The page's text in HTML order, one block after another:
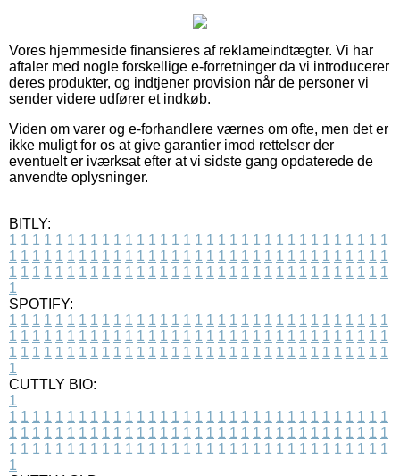
Vores hjemmeside finansieres af reklameindtægter. Vi har
aftaler med nogle forskellige e-forretninger da vi introducerer
deres produkter, og indtjener provision når de personer vi
sender videre udfører et indkøb.
Viden om varer og e-forhandlere værnes om ofte, men det er
ikke muligt for os at give garantier imod rettelser der
eventuelt er iværksat efter at vi sidste gang opdaterede de
anvendte oplysninger.
BITLY:
1 1 1 1 1 1 1 1 1 1 1 1 1 1 1 1 1 1 1 1 1 1 1 1 1 1 1 1 1 1 1 1 1
1 1 1 1 1 1 1 1 1 1 1 1 1 1 1 1 1 1 1 1 1 1 1 1 1 1 1 1 1 1 1 1 1
1 1 1 1 1 1 1 1 1 1 1 1 1 1 1 1 1 1 1 1 1 1 1 1 1 1 1 1 1 1 1 1 1
1
SPOTIFY:
1 1 1 1 1 1 1 1 1 1 1 1 1 1 1 1 1 1 1 1 1 1 1 1 1 1 1 1 1 1 1 1 1
1 1 1 1 1 1 1 1 1 1 1 1 1 1 1 1 1 1 1 1 1 1 1 1 1 1 1 1 1 1 1 1 1
1 1 1 1 1 1 1 1 1 1 1 1 1 1 1 1 1 1 1 1 1 1 1 1 1 1 1 1 1 1 1 1 1
1
CUTTLY BIO:
1
1 1 1 1 1 1 1 1 1 1 1 1 1 1 1 1 1 1 1 1 1 1 1 1 1 1 1 1 1 1 1 1 1
1 1 1 1 1 1 1 1 1 1 1 1 1 1 1 1 1 1 1 1 1 1 1 1 1 1 1 1 1 1 1 1 1
1 1 1 1 1 1 1 1 1 1 1 1 1 1 1 1 1 1 1 1 1 1 1 1 1 1 1 1 1 1 1 1 1
1